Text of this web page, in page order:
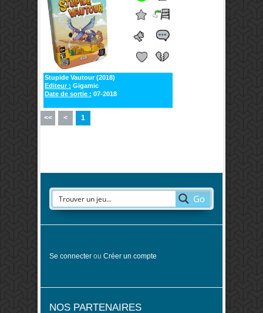
Stupide Vautour (2018)
Editeur : Gigamic
Date de sortie : 07-2018
<< < 1
Go
Se connecter ou Créer un compte
NOS PARTENAIRES